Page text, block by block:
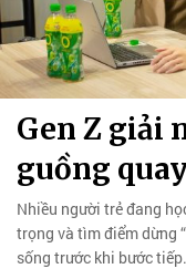
Gen Z giải
guồng
Nhiều người trẻ đang
trọng và tìm điểm dừng
sống trước khi bước tiếp.